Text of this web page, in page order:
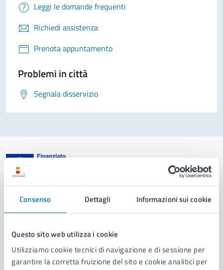
Consenso Dettagli Informazioni sui cookie
Questo sito web utilizza i cookie
Utilizziamo cookie tecnici di navigazione e di sessione per
garantire la corretta fruizione del sito e cookie analitici per
Leggi le domande frequenti
Richiedi assistenza
Prenota appuntamento
Problemi in città
Segnala disservizio
Aree amministrative
Organi di governo
Municipalità